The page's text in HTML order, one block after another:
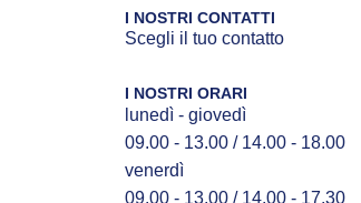
I NOSTRI CONTATTI
Scegli il tuo contatto
I NOSTRI ORARI
lunedì - giovedì
09.00 - 13.00 / 14.00 - 18.00
venerdì
09.00 - 13.00 / 14.00 - 17.30